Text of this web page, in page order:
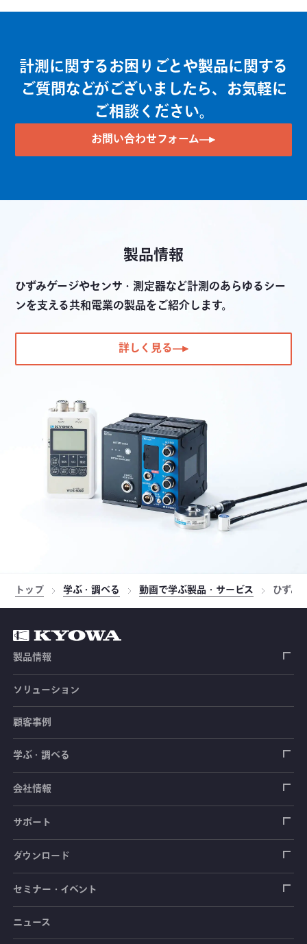
波形表示型計装用コンディショナ WGA-910A
小型汎用表示器 WGI-400A
センサインタフェース PCD-400A
コンパクトレコーディングシステム EDX-10A
計測に関するお困りごとや製品に関する
ご質問などがございましたら、お気軽に
ご相談ください。
お問い合わせフォーム
製品情報
ひずみゲージやセンサ・測定器など計測のあらゆるシー
ンを支える共和電業の製品をご紹介します。
詳しく見る
トップ 学ぶ・調べる 動画で学ぶ製品・サービス ひずみ
製品情報
ひずみゲージ
センサ（変換器）
ロードセル
加速度センサ
圧力センサ
トルクセンサ
土木建築用センサ
荷重計
土圧計
間隙水圧計
傾斜計
自動車用センサ
シートベルト張力計
操舵力・操舵角計
手ブレーキ計・チェンジレバー操作力計
踏力計
測定器
データロガー
指示計・表示器
増幅器（アンプ）
ソフトウェア
計測システム
道路用計測システム
ブリッジボックス
ソリューション
顧客事例
学ぶ・調べる
ひずみゲージ
センサ（変換器）
測定器
光ファイバ計測ソリューション - 学ぶ・調べる
会社情報
拠点情報
会社概要
サポート
製品輸出時の取り扱いと該非判定書
毒物及び劇物譲受書
安全データシート（SDS）
ダウンロード
カタログ
取扱説明書
セミナー・イベント
セミナー・講習会
ニュース